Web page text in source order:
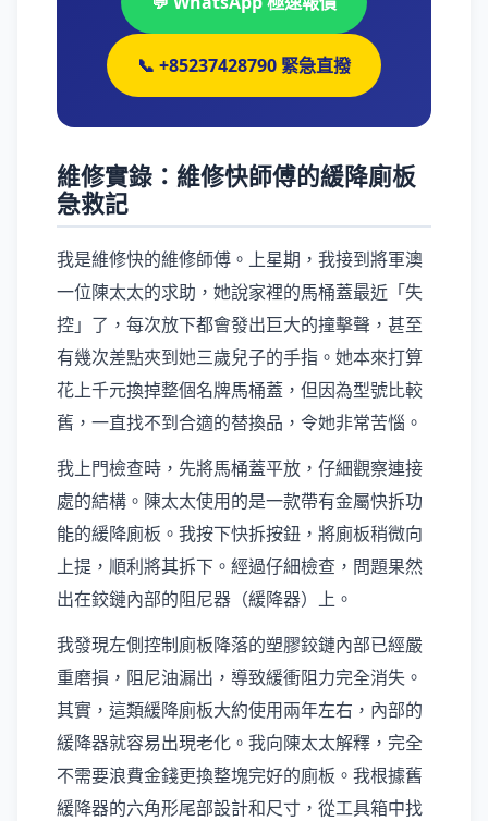
📞 +85237428790 緊急直撥
維修實錄：維修快師傅的緩降廁板
急救記
我是維修快的維修師傅。上星期，我接到將軍澳
一位陳太太的求助，她說家裡的馬桶蓋最近「失
控」了，每次放下都會發出巨大的撞擊聲，甚至
有幾次差點夾到她三歲兒子的手指。她本來打算
花上千元換掉整個名牌馬桶蓋，但因為型號比較
舊，一直找不到合適的替換品，令她非常苦惱。
我上門檢查時，先將馬桶蓋平放，仔細觀察連接
處的結構。陳太太使用的是一款帶有金屬快拆功
能的緩降廁板。我按下快拆按鈕，將廁板稍微向
上提，順利將其拆下。經過仔細檢查，問題果然
出在鉸鏈內部的阻尼器（緩降器）上。
我發現左側控制廁板降落的塑膠鉸鏈內部已經嚴
重磨損，阻尼油漏出，導致緩衝阻力完全消失。
其實，這類緩降廁板大約使用兩年左右，內部的
緩降器就容易出現老化。我向陳太太解釋，完全
不需要浪費金錢更換整塊完好的廁板。我根據舊
緩降器的六角形尾部設計和尺寸，從工具箱中找